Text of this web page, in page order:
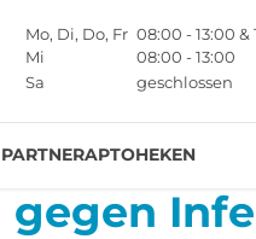
Mo, Di, Do, Fr 08:00 - 13:00 &
Mi
08:00 - 13:00
Sa
geschlossen
PARTNERAPTOHEKEN
gegen